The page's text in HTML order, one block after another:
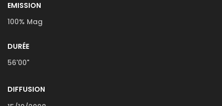
EMISSION
100% Mag
DURÉE
56'00"
DIFFUSION